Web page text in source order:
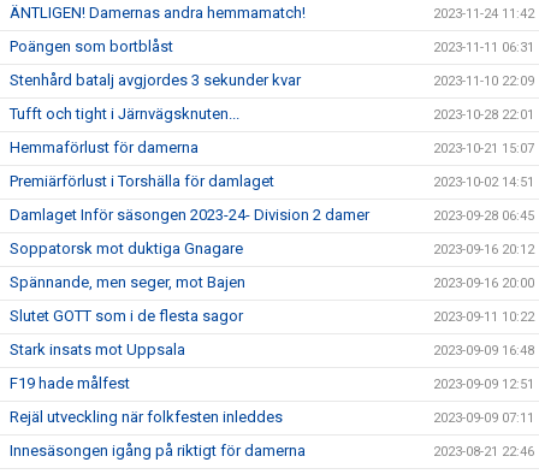
ÄNTLIGEN! Damernas andra hemmamatch! 2023-11-24 11:42
Poängen som bortblåst 2023-11-11 06:31
Stenhård batalj avgjordes 3 sekunder kvar 2023-11-10 22:09
Tufft och tight i Järnvägsknuten... 2023-10-28 22:01
Hemmaförlust för damerna 2023-10-21 15:07
Premiärförlust i Torshälla för damlaget 2023-10-02 14:51
Damlaget Inför säsongen 2023-24- Division 2 damer 2023-09-28 06:45
Soppatorsk mot duktiga Gnagare 2023-09-16 20:12
Spännande, men seger, mot Bajen 2023-09-16 20:00
Slutet GOTT som i de flesta sagor 2023-09-11 10:22
Stark insats mot Uppsala 2023-09-09 16:48
F19 hade målfest 2023-09-09 12:51
Rejäl utveckling när folkfesten inleddes 2023-09-09 07:11
Innesäsongen igång på riktigt för damerna 2023-08-21 22:46